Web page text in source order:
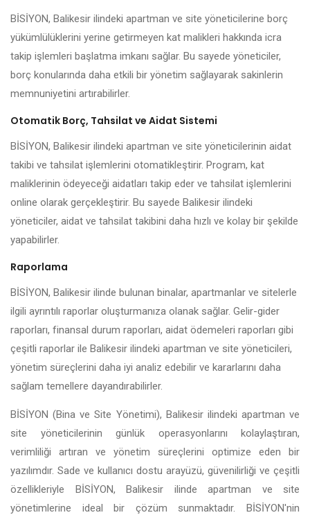
BİSİYON, Balikesir ilindeki apartman ve site yöneticilerine borç
yükümlülüklerini yerine getirmeyen kat malikleri hakkında icra
takip işlemleri başlatma imkanı sağlar. Bu sayede yöneticiler,
borç konularında daha etkili bir yönetim sağlayarak sakinlerin
memnuniyetini artırabilirler.
Otomatik Borç, Tahsilat ve Aidat Sistemi
BİSİYON, Balikesir ilindeki apartman ve site yöneticilerinin aidat
takibi ve tahsilat işlemlerini otomatikleştirir. Program, kat
maliklerinin ödeyeceği aidatları takip eder ve tahsilat işlemlerini
online olarak gerçekleştirir. Bu sayede Balikesir ilindeki
yöneticiler, aidat ve tahsilat takibini daha hızlı ve kolay bir şekilde
yapabilirler.
Raporlama
BİSİYON, Balikesir ilinde bulunan binalar, apartmanlar ve sitelerle
ilgili ayrıntılı raporlar oluşturmanıza olanak sağlar. Gelir-gider
raporları, finansal durum raporları, aidat ödemeleri raporları gibi
çeşitli raporlar ile Balikesir ilindeki apartman ve site yöneticileri,
yönetim süreçlerini daha iyi analiz edebilir ve kararlarını daha
sağlam temellere dayandırabilirler.
BİSİYON (Bina ve Site Yönetimi), Balikesir ilindeki apartman ve
site yöneticilerinin günlük operasyonlarını kolaylaştıran,
verimliliği artıran ve yönetim süreçlerini optimize eden bir
yazılımdır. Sade ve kullanıcı dostu arayüzü, güvenilirliği ve çeşitli
özellikleriyle BİSİYON, Balikesir ilinde apartman ve site
yönetimlerine ideal bir çözüm sunmaktadır. BİSİYON'nin